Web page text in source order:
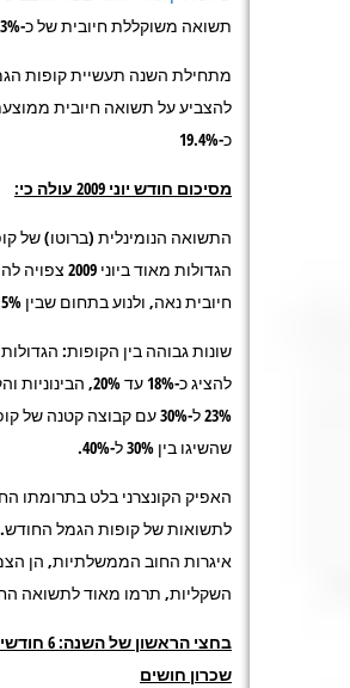
תשואה משוקללת חיובית של כ-3.3%.
מתחילת השנה תעשיית קופות
להצביע על תשואה חיובית
כ-19.4%
מסיכום חודש יוני 2009 עולה כי :
התשואה הנומינלית (ברוטו) של
הגדולות מאוד ביוני 2009
חיובית נאה, ולנוע בתחום שבין 2.5% ל-3.0%.
שונות גבוהה בין הקופות:
להציג כ-18% עד 20%,
23% ל-30% עם קבוצה קטנה של
שהשיגו בין 30% ל-40%.
האפיק הקונצרני בלט בתרומתו
לתשואות של קופות הגמל
איגרות החוב הממשלתיות, הן
השקליות, תרמו מאוד לתשואה
בחצי הראשון של
שכרון חושים